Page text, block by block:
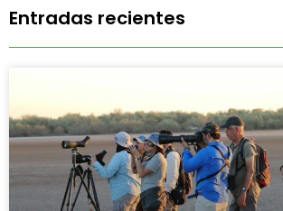
Entradas recientes